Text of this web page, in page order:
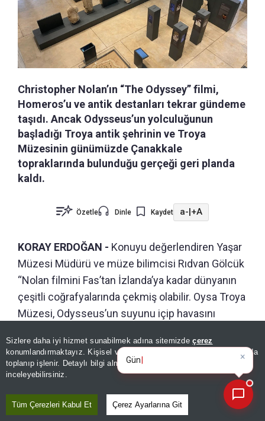
Sizlere daha iyi hizmet sunabilmek adına sitemizdeçerez
konumlandırmaktayız. Kişisel verileriniz, KVKK ve GDPR kapsamında
toplanıp işlenir. Detaylı bilgi almak için
inceleyebilirsiniz.
Tüm Çerezleri Kabul Et Çerez Ayarlarına Git
Christopher Nolan’ın “The Odyssey” filmi,
Homeros’u ve antik destanları tekrar gündeme
taşıdı. Ancak Odysseus’un yolculuğunun
başladığı Troya antik şehrinin ve Troya
Müzesinin günümüzde Çanakkale
topraklarında bulunduğu gerçeği geri planda
kaldı.
Özetle Dinle Kaydet a- +A
KORAY ERDOĞAN - Konuyu değerlendiren Yaşar
Müzesi Müdürü ve müze bilimcisi Rıdvan Gölcük
“Nolan filmini Fas’tan İzlanda’ya kadar dünyanın
çeşitli coğrafyalarında çekmiş olabilir. Oysa Troya
Müzesi, Odysseus’un suyunu içip havasını
ÖNERİLEN HABERLER
HABERLER
The Odyssey filmi ne zaman
×
Günün spor, gündem ve
ekonomi gelişmelerini anal